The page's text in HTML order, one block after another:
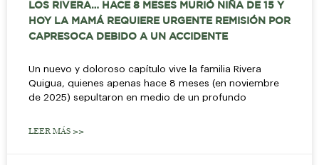
LOS RIVERA… HACE 8 MESES MURIÓ NIÑA DE 15 Y
HOY LA MAMÁ REQUIERE URGENTE REMISIÓN POR
CAPRESOCA DEBIDO A UN ACCIDENTE
Un nuevo y doloroso capítulo vive la familia Rivera
Quigua, quienes apenas hace 8 meses (en noviembre
de 2025) sepultaron en medio de un profundo
LEER MÁS >>